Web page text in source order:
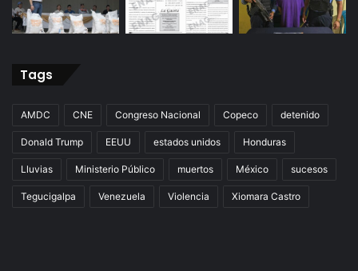
Tags
AMDC CNE Congreso Nacional Copeco detenido
Donald Trump EEUU estados unidos Honduras
Lluvias Ministerio Público muertos México sucesos
Tegucigalpa Venezuela Violencia Xiomara Castro